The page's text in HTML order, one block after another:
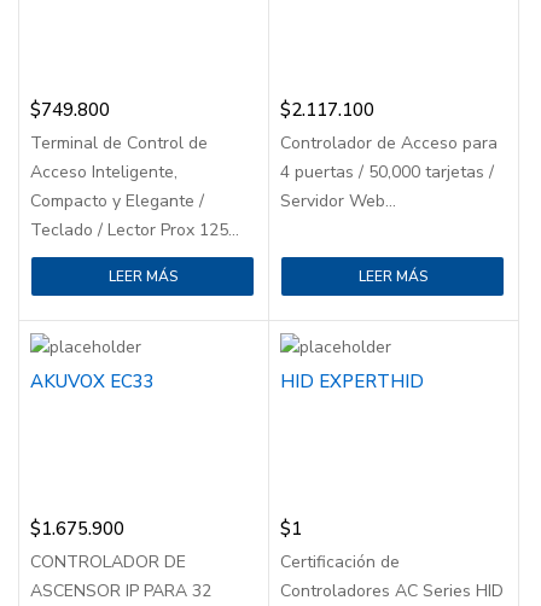
$749.800
Terminal de Control de
Acceso Inteligente,
Compacto y Elegante /
Teclado / Lector Prox 125...
LEER MÁS
$2.117.100
Controlador de Acceso para
4 puertas / 50,000 tarjetas /
Servidor Web...
LEER MÁS
AKUVOX EC33
$1.675.900
CONTROLADOR DE
ASCENSOR IP PARA 32
HID EXPERTHID
$1
Certificación de
Controladores AC Series HID